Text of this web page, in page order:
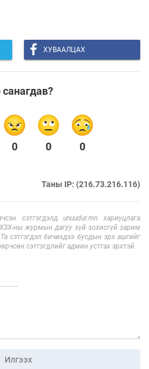
ХУВААЛЦАХ
0 0 0
Таны IP: (216.73.216.116)
сэтгэгдэлд unuudur.mn хариуцлага
ны журмын дагуу зүй зохисгүй зарим
сэтгэгдэл бичихдээ бусдын эрх ашгийг
сэтгэгдлийг админ устгах эрхтэй.
Илгээх